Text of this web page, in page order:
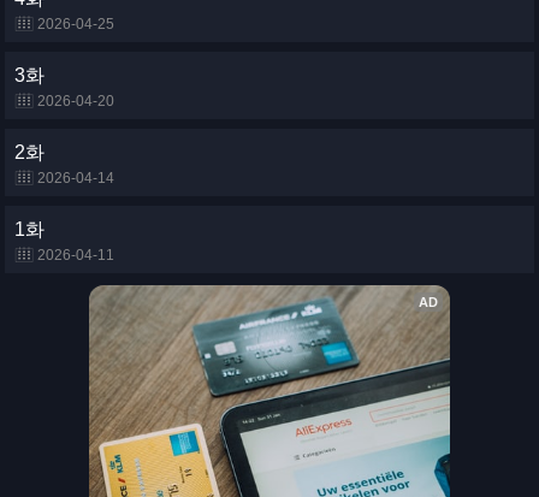
2026-04-25
3화
2026-04-20
2화
2026-04-14
1화
2026-04-11